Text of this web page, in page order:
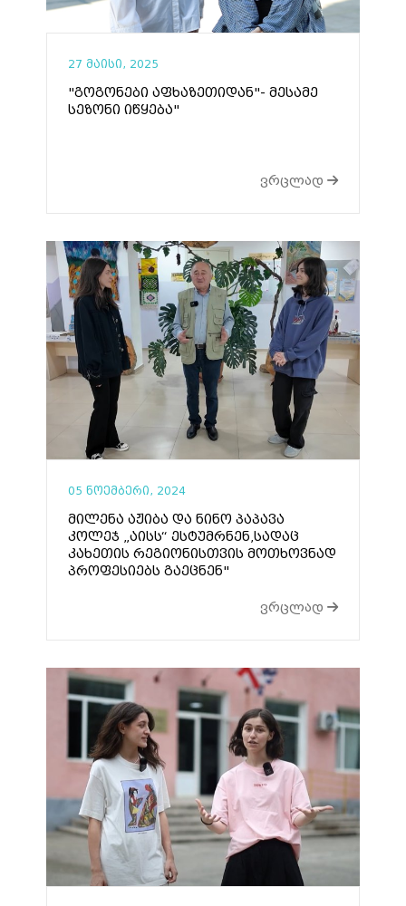
27 მაისი, 2025
"გოგონები აფხაზეთიდან"- მესამე
სეზონი იწყება"
ვრცლად
05 ნოემბერი, 2024
მილენა აჟიბა და ნინო პაპავა
კოლეჯ „აისს“ ესტუმრნენ,სადაც
კახეთის რეგიონისთვის მოთხოვნად
პროფესიებს გაეცნენ"
ვრცლად